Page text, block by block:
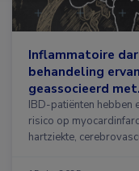
Inflammatoire
behandeling ervan
geassocieerd met
cardiovasculaire
IBD-patiënten hebben
risico op
hartziekte,